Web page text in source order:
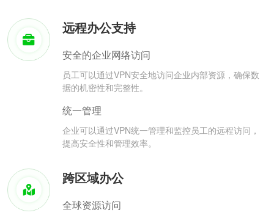
远程办公支持
安全的企业网络访问
员工可以通过VPN安全地访问企业内部资源，确保数
据的机密性和完整性。
统一管理
企业可以通过VPN统一管理和监控员工的远程访问，
提高安全性和管理效率。
跨区域办公
全球资源访问